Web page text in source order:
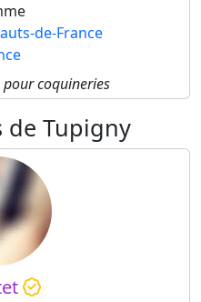
de-France
coquineries
de Tupigny